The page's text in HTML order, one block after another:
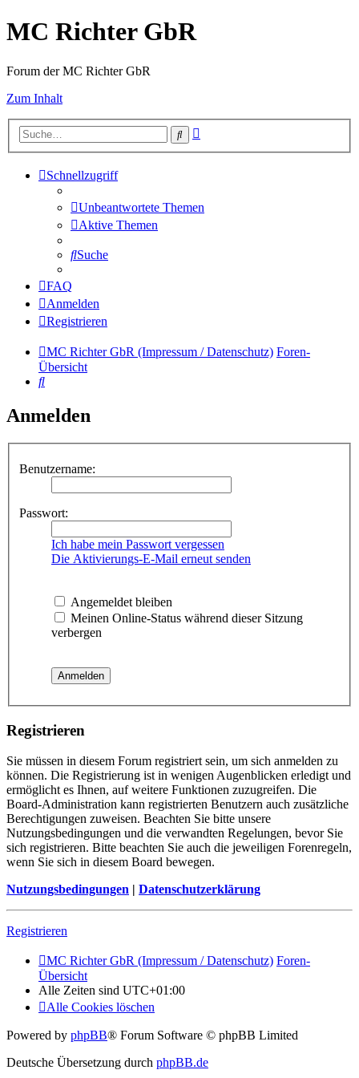
MC Richter GbR
Forum der MC Richter GbR
Zum Inhalt
Suche
Schnellzugriff
Unbeantwortete Themen
Aktive Themen
Suche
FAQ
Anmelden
Registrieren
MC Richter GbR (Impressum / Datenschutz) Foren-
Übersicht
Suche
Anmelden
Benutzername:
Passwort:
Ich habe mein Passwort vergessen
Die Aktivierungs-E-Mail erneut senden
Angemeldet bleiben
Meinen Online-Status während dieser Sitzung
verbergen
Registrieren
Sie müssen in diesem Forum registriert sein, um sich anmelden zu
können. Die Registrierung ist in wenigen Augenblicken erledigt und
ermöglicht es Ihnen, auf weitere Funktionen zuzugreifen. Die
Board-Administration kann registrierten Benutzern auch zusätzliche
Berechtigungen zuweisen. Beachten Sie bitte unsere
Nutzungsbedingungen und die verwandten Regelungen, bevor Sie
sich registrieren. Bitte beachten Sie auch die jeweiligen Forenregeln,
wenn Sie sich in diesem Board bewegen.
Nutzungsbedingungen | Datenschutzerklärung
Registrieren
MC Richter GbR (Impressum / Datenschutz) Foren-
Übersicht
Alle Zeiten sind UTC+01:00
Alle Cookies löschen
Powered by phpBB® Forum Software © phpBB Limited
Deutsche Übersetzung durch phpBB.de